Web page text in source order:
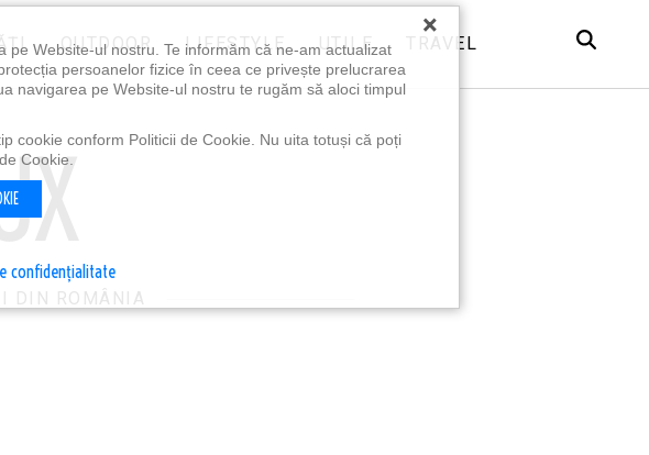
OUTDOOR LIFESTYLE UTILE TRAVEL
DIN ROMÂNIA
×
Website-ul nostru. Te informăm că ne-am actualizat
persoanelor fizice în ceea ce privește prelucrarea
navigarea pe Website-ul nostru te rugăm să aloci timpul
cookie conform Politicii de Cookie. Nu uita totuși că poți
Cookie.
confidențialitate